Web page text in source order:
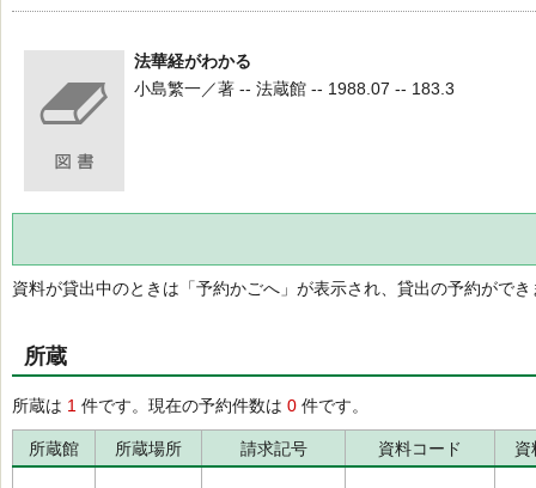
法華経がわかる
小島繁一／著 -- 法蔵館 -- 1988.07 -- 183.3
資料が貸出中のときは「予約かごへ」が表示され、貸出の予約ができ
所蔵
所蔵は 1 件です。現在の予約件数は 0 件です。
所蔵館 所蔵場所 請求記号 資料コード 資